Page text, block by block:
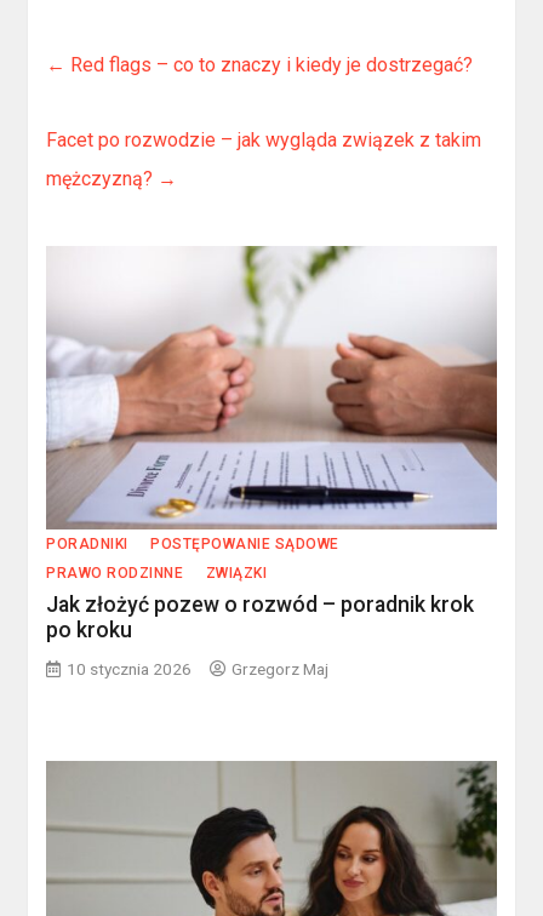
← Red flags – co to znaczy i kiedy je dostrzegać?
Facet po rozwodzie – jak wygląda związek z takim
mężczyzną? →
PORADNIKI
POSTĘPOWANIE SĄDOWE
PRAWO RODZINNE
ZWIĄZKI
Jak złożyć pozew o rozwód – poradnik krok
po kroku
10 stycznia 2026 Grzegorz Maj